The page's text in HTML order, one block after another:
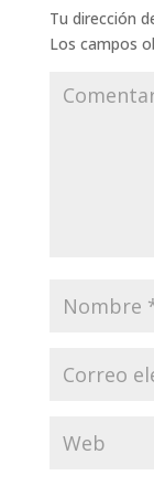
Tu dirección
Los campos